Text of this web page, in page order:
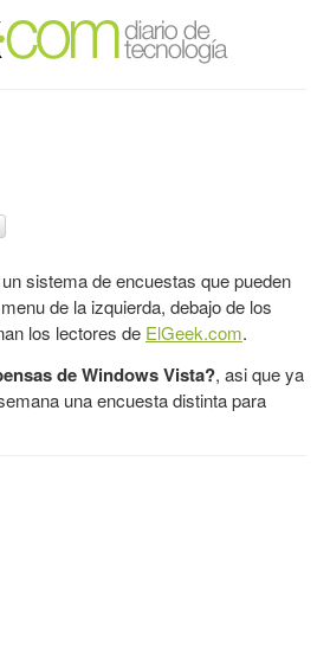
sistema de encuestas que pueden
de la izquierda, debajo de los
los lectores de ElGeek.com.
de Windows Vista?, asi que ya
una encuesta distinta para